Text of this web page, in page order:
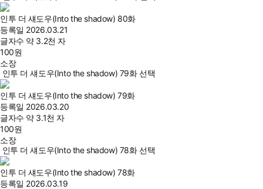
인투 더 섀도우(Into the shadow) 80화
등록일 2026.03.21
글자수 약 3.2천 자
100원
소장
인투 더 섀도우(Into the shadow) 79화 선택
인투 더 섀도우(Into the shadow) 79화
등록일 2026.03.20
글자수 약 3.1천 자
100원
소장
인투 더 섀도우(Into the shadow) 78화 선택
인투 더 섀도우(Into the shadow) 78화
등록일 2026.03.19